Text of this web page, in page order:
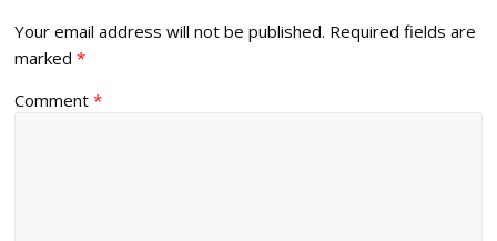
Your email address will not be published. Required fields are
marked*
Comment*